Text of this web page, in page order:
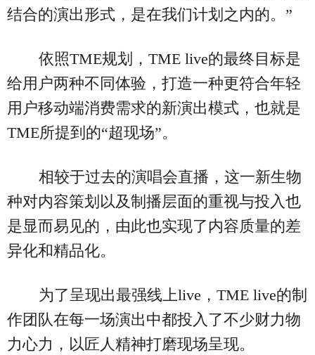
结合的演出形式，是在我们计划之内的。”
依照TME规划，TME live的最终目标是
给用户两种不同体验，打造一种更符合年轻
用户移动端消费需求的新演出模式，也就是
TME所提到的“超现场”。
相较于过去的演唱会直播，这一新生物
种对内容策划以及制播层面的重视与投入也
是显而易见的，由此也实现了内容质量的差
异化和精品化。
为了呈现出最强线上live，TME live的制
作团队在每一场演出中都投入了不少财力物
力心力，以匠人精神打磨现场呈现。